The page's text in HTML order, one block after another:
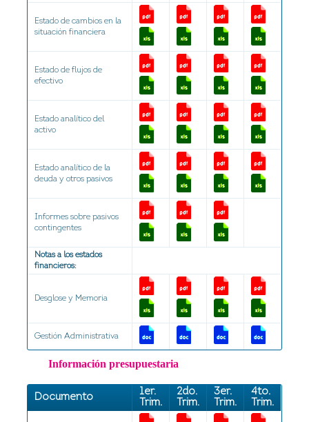
Estado de cambios en la
situación financiera
Estado de flujos de
efectivo
Estado analítico del
activo
Estado analítico de la
deuda y otros pasivos
Informes sobre pasivos
contingentes
Notas a los estados
financieros:
Desglose y Memoria
Gestión Administrativa
Información presupuestaria
Documento
1er.
Trim.
2do.
Trim.
3er.
Trim.
4to.
Trim.